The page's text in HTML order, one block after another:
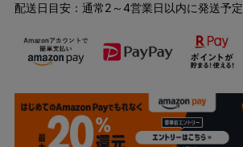
配送日目安：通常2～4営業日以内に発送予定